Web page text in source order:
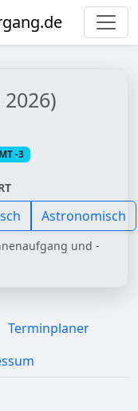
-3
Astronomisch
und -
Terminplaner